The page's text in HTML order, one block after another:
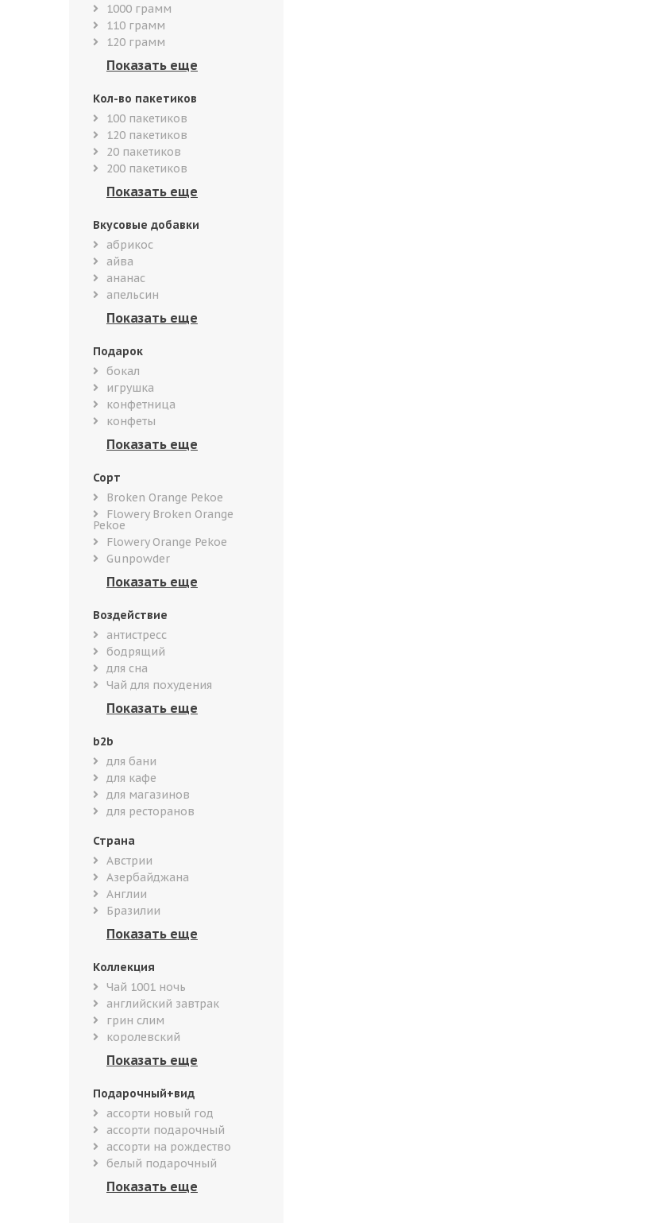
1000 грамм
110 грамм
120 грамм
Кол-во пакетиков
100 пакетиков
120 пакетиков
20 пакетиков
200 пакетиков
Вкусовые добавки
абрикос
айва
ананас
апельсин
Подарок
бокал
игрушка
конфетница
конфеты
Сорт
Broken Orange Pekoe
Flowery Broken Orange
Pekoe
Flowery Orange Pekoe
Gunpowder
Воздействие
антистресс
бодрящий
для сна
Чай для похудения
b2b
для бани
для кафе
для магазинов
для ресторанов
Страна
Австрии
Азербайджана
Англии
Бразилии
Коллекция
Чай 1001 ночь
английский завтрак
грин слим
королевский
Подарочный+вид
ассорти новый год
ассорти подарочный
ассорти на рождество
белый подарочный